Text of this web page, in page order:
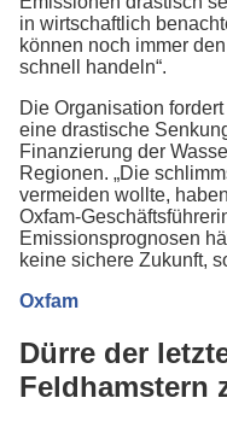
in wirtschaftlich
können noch immer
schnell handeln“.
Die Organisation
eine drastische
Finanzierung der
Regionen. „Die
vermeiden wollte,
Oxfam-
Emissionsprognosen
keine sichere Zukunft,
Oxfam
Dürre der
Feldhamstern